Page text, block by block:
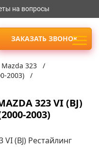
на вопросы
ЗАКАЗАТЬ ЗВОНОК
Mazda 323 /
2003) /
323 VI (BJ)
2003)